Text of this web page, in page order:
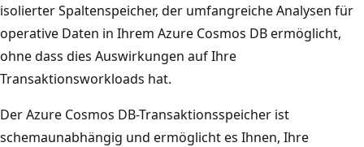
isolierter Spaltenspeicher, der umfangreiche Analysen für
operative Daten in Ihrem Azure Cosmos DB ermöglicht,
ohne dass dies Auswirkungen auf Ihre
Transaktionsworkloads hat.
Der Azure Cosmos DB-Transaktionsspeicher ist
schemaunabhängig und ermöglicht es Ihnen, Ihre